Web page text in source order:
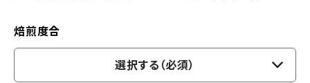
焙煎度合
選択する（必須）